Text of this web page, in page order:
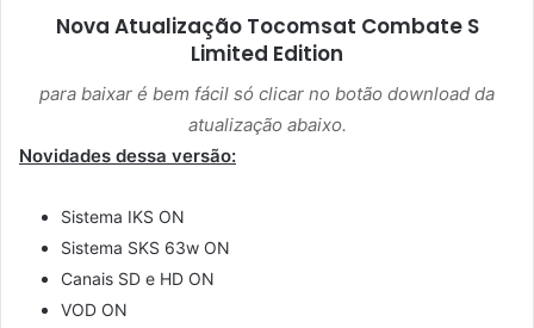
Nova Atualização Tocomsat Combate S
Limited Edition
para baixar é bem fácil só clicar no botão download da
atualização abaixo.
Novidades dessa versão:
Sistema IKS ON
Sistema SKS 63w ON
Canais SD e HD ON
VOD ON